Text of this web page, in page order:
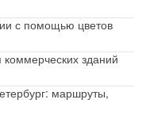
с помощью цветов
зданий
маршруты,